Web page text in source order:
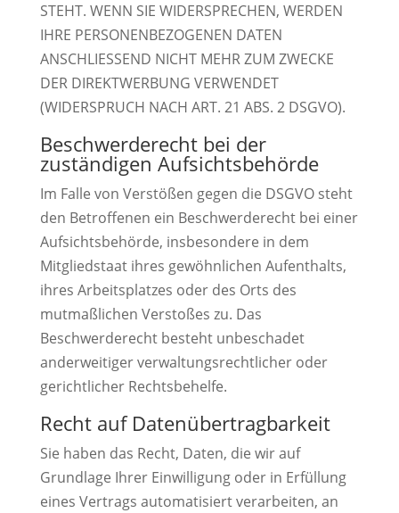
STEHT. WENN SIE WIDERSPRECHEN, WERDEN
IHRE PERSONENBEZOGENEN DATEN
ANSCHLIESSEND NICHT MEHR ZUM ZWECKE
DER DIREKTWERBUNG VERWENDET
(WIDERSPRUCH NACH ART. 21 ABS. 2 DSGVO).
Beschwerde­recht bei der
zuständigen Aufsichts­behörde
Im Falle von Verstößen gegen die DSGVO steht
den Betroffenen ein Beschwerderecht bei einer
Aufsichtsbehörde, insbesondere in dem
Mitgliedstaat ihres gewöhnlichen Aufenthalts,
ihres Arbeitsplatzes oder des Orts des
mutmaßlichen Verstoßes zu. Das
Beschwerderecht besteht unbeschadet
anderweitiger verwaltungsrechtlicher oder
gerichtlicher Rechtsbehelfe.
Recht auf Daten­übertrag­barkeit
Sie haben das Recht, Daten, die wir auf
Grundlage Ihrer Einwilligung oder in Erfüllung
eines Vertrags automatisiert verarbeiten, an